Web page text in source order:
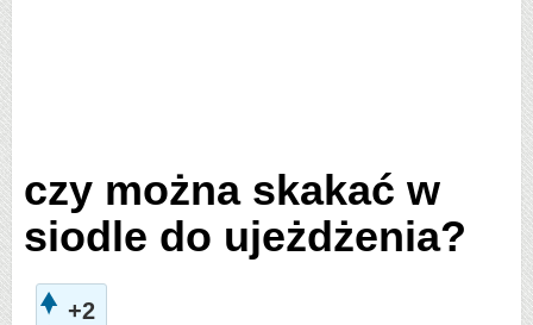
czy można skakać w
siodle do ujeżdżenia?
+2